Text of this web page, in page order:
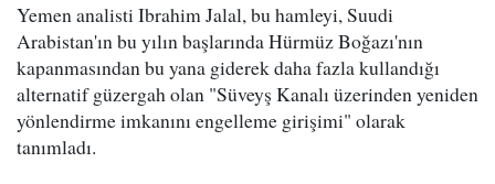
Yemen analisti Ibrahim Jalal, bu hamleyi, Suudi
Arabistan'ın bu yılın başlarında Hürmüz Boğazı'nın
kapanmasından bu yana giderek daha fazla kullandığı
alternatif güzergah olan "Süveyş Kanalı üzerinden yeniden
yönlendirme imkanını engelleme girişimi" olarak
tanımladı.